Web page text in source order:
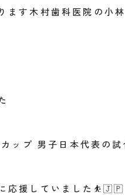
ます木村歯科医院の小
ップ 男子 日本代表の
応援していました ⛹️🇯🇵